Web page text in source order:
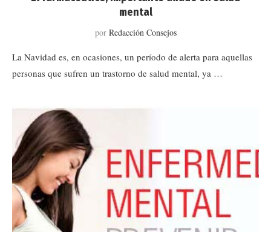
mental
por Redacción Consejos
La Navidad es, en ocasiones, un período de alerta para aquellas
personas que sufren un trastorno de salud mental, ya …